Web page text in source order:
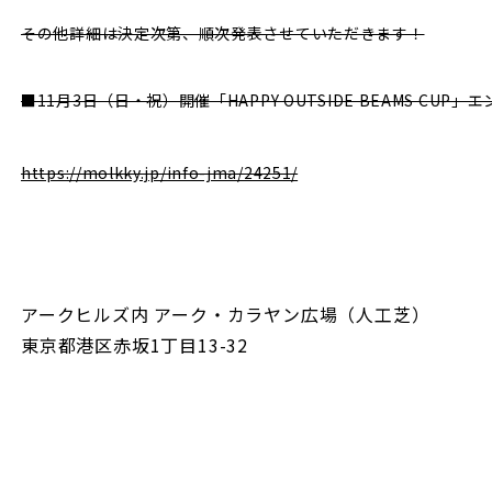
その他詳細は決定次第、順次発表させていただきます！
■11月3日（日・祝）開催「HAPPY OUTSIDE BEAMS CUP」
https://molkky.jp/info-jma/24251/
アークヒルズ内 アーク・カラヤン広場（人工芝）
東京都港区赤坂1丁目13-32